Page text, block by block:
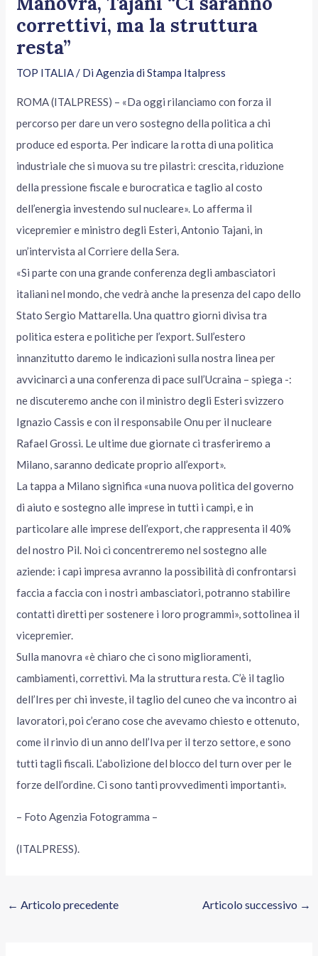
correttivi, ma la struttura
resta”
TOP ITALIA/ DiAgenzia di Stampa Italpress
ROMA (ITALPRESS) – «Da oggi rilanciamo con forza il
percorso per dare un vero sostegno della politica a chi
produce ed esporta. Per indicare la rotta di una politica
industriale che si muova su tre pilastri: crescita, riduzione
della pressione fiscale e burocratica e taglio al costo
dell’energia investendo sul nucleare». Lo afferma il
vicepremier e ministro degli Esteri, Antonio Tajani, in
un’intervista al Corriere della Sera.
«Si parte con una grande conferenza degli ambasciatori
italiani nel mondo, che vedrà anche la presenza del capo dello
Stato Sergio Mattarella. Una quattro giorni divisa tra
politica estera e politiche per l’export. Sull’estero
innanzitutto daremo le indicazioni sulla nostra linea per
avvicinarci a una conferenza di pace sull’Ucraina – spiega -:
ne discuteremo anche con il ministro degli Esteri svizzero
Ignazio Cassis e con il responsabile Onu per il nucleare
Rafael Grossi. Le ultime due giornate ci trasferiremo a
Milano, saranno dedicate proprio all’export».
La tappa a Milano significa «una nuova politica del governo
di aiuto e sostegno alle imprese in tutti i campi, e in
particolare alle imprese dell’export, che rappresenta il 40%
del nostro Pil. Noi ci concentreremo nel sostegno alle
aziende: i capi impresa avranno la possibilità di confrontarsi
faccia a faccia con i nostri ambasciatori, potranno stabilire
contatti diretti per sostenere i loro programmi», sottolinea il
vicepremier.
Sulla manovra «è chiaro che ci sono miglioramenti,
cambiamenti, correttivi. Ma la struttura resta. C’è il taglio
dell’Ires per chi investe, il taglio del cuneo che va incontro ai
lavoratori, poi c’erano cose che avevamo chiesto e ottenuto,
come il rinvio di un anno dell’Iva per il terzo settore, e sono
tutti tagli fiscali. L’abolizione del blocco del turn over per le
forze dell’ordine. Ci sono tanti provvedimenti importanti».
– Foto Agenzia Fotogramma –
(ITALPRESS).
← Articolo precedente Articolo successivo →